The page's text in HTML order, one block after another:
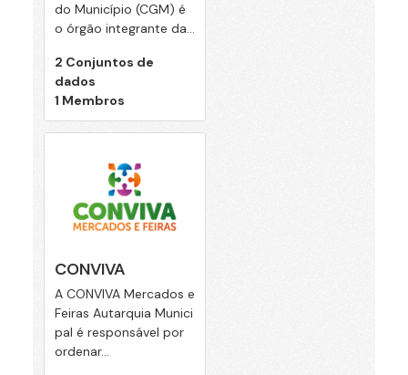
do Município (CGM) é
o órgão integrante da...
2 Conjuntos de
dados
1 Membros
CONVIVA
A CONVIVA Mercados e
Feiras Autarquia Munici
pal é responsável por
ordenar...